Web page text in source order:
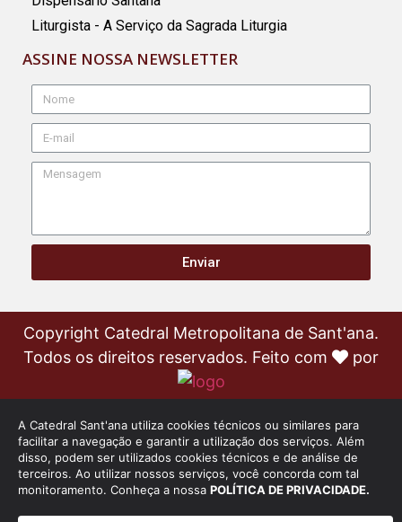
A Catedral Sant'ana utiliza cookies técnicos ou similares para
facilitar a navegação e garantir a utilização dos serviços. Além
disso, podem ser utilizados cookies técnicos e de análise de
terceiros. Ao utilizar nossos serviços, você concorda com tal
monitoramento. Conheça a nossa POLÍTICA DE PRIVACIDADE.
Liturgista - A Serviço da Sagrada Liturgia
ASSINE NOSSA NEWSLETTER
Enviar
Copyright Catedral Metropolitana de Sant'ana.
Todos os direitos reservados. Feito com
por